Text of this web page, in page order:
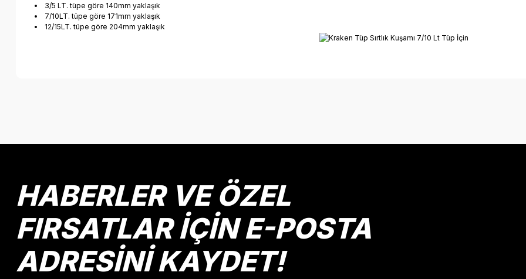
3/5 LT. tüpe göre 140mm yaklaşık
7/10LT. tüpe göre 171mm yaklaşık
12/15LT. tüpe göre 204mm yaklaşık
Ürün resmi kalitesiz, bozuk veya görüntülenemiyor.
Ürün fiyatı diğer sitelerden daha pahalı.
Bu ürüne benzer farklı alternatifler olmalı.
HABERLER VE ÖZEL
FIRSATLAR İÇİN E-POSTA
ADRESİNİ KAYDET!